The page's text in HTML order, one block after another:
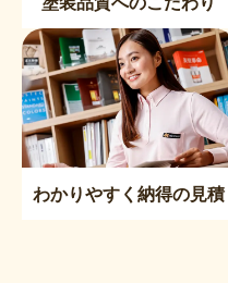
わかりやすく納得の見積